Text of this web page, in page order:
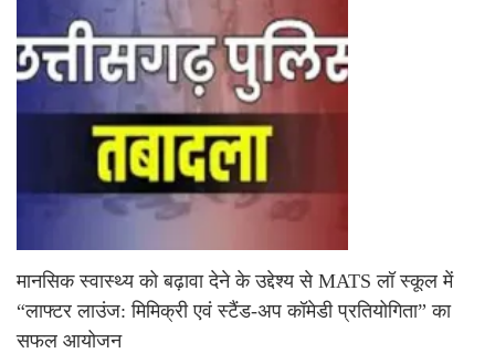
मानसिक स्वास्थ्य को बढ़ावा देने के उद्देश्य से MATS लॉ स्कूल में
“लाफ्टर लाउंज: मिमिक्री एवं स्टैंड-अप कॉमेडी प्रतियोगिता” का
सफल आयोजन